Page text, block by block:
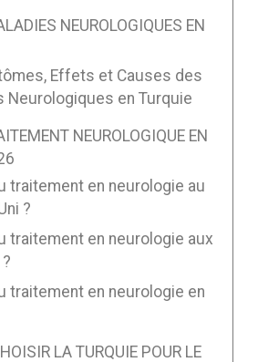
NEUROLOGIQUES EN
Effets et Causes des
Neurologiques en Turquie
NEUROLOGIQUE EN
traitement en neurologie au
?
traitement en neurologie aux
traitement en neurologie en
LA TURQUIE POUR LE